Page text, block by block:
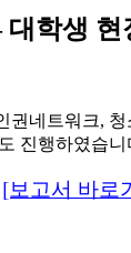
대학생
권네트워크,
진행하였습니
[보고서 바로